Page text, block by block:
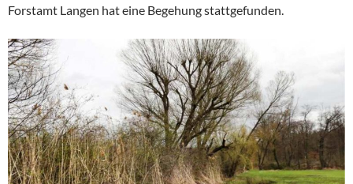
Forstamt Langen hat eine Begehung stattgefunden.